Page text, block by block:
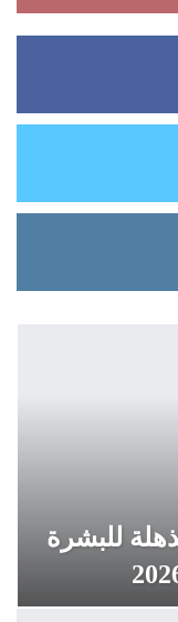
| 15 فائدة مذهلة للبشرة